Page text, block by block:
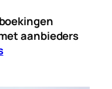
aanbieders